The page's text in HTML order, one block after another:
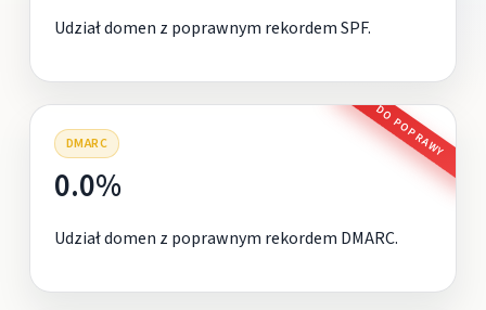
Udział domen z poprawnym rekordem SPF.
DMARC DO POPRAWY
0.0%
Udział domen z poprawnym rekordem DMARC.